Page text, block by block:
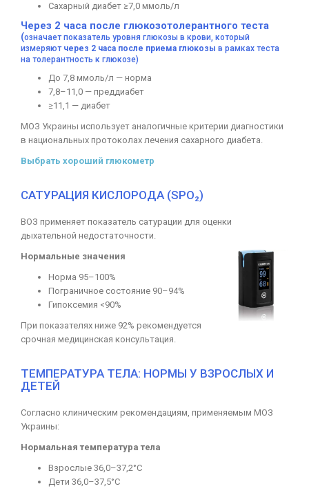
Сахарный диабет ≥7,0 ммоль/л
Через 2 часа после глюкозотолерантного теста
(означает показатель уровня глюкозы в крови, который
измеряют через 2 часа после приема глюкозы в рамках теста
на толерантность к глюкозе)
До 7,8 ммоль/л — норма
7,8–11,0 — преддиабет
≥11,1 — диабет
МОЗ Украины использует аналогичные критерии диагностики
в национальных протоколах лечения сахарного диабета.
Выбрать хороший глюкометр
САТУРАЦИЯ КИСЛОРОДА (SPO₂)
ВОЗ применяет показатель сатурации для оценки
дыхательной недостаточности.
Нормальные значения
Норма 95–100%
Пограничное состояние 90–94%
Гипоксемия <90%
При показателях ниже 92% рекомендуется
срочная медицинская консультация.
ТЕМПЕРАТУРА ТЕЛА: НОРМЫ У ВЗРОСЛЫХ И
ДЕТЕЙ
Согласно клиническим рекомендациям, применяемым МОЗ
Украины:
Нормальная температура тела
Взрослые 36,0–37,2°C
Дети 36,0–37,5°C